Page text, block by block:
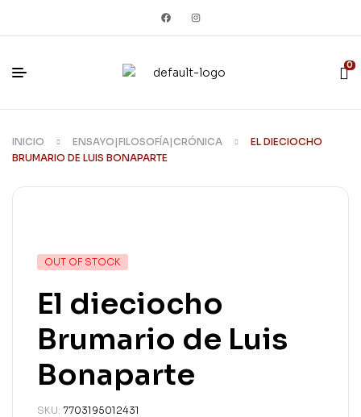
0
INICIO ENSAYO|FILOSOFÍA|CRÓNICA
EL DIECIOCHO
BRUMARIO DE LUIS BONAPARTE
OUT OF STOCK
El dieciocho
Brumario de Luis
Bonaparte
SKU: 7703195012431